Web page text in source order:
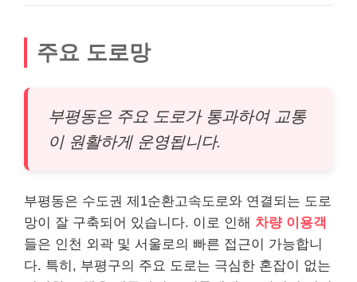
주요 도로망
부평동은 주요 도로가 통과하여 교통
이 원활하게 운영됩니다.
부평동은 수도권 제1순환고속도로와 연결되는 도로
망이 잘 구축되어 있습니다. 이로 인해 차량 이용객
들은 인천 외곽 및 서울로의 빠른 접근이 가능합니
다. 특히, 부평구의 주요 도로는 극심한 혼잡이 없는